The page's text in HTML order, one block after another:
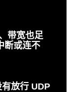
带宽也足
断或连不
有放行 UDP